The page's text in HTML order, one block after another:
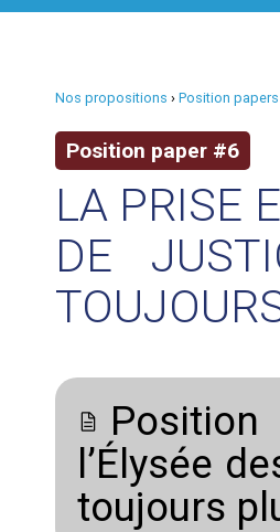
Nos propositions › Position papers
Position paper #6
LA PRISE
DE
l’Élysée
toujours